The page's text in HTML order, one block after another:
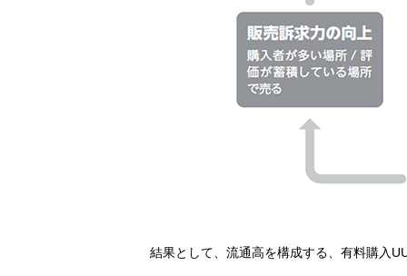
結果として、流通高を構成する、有料購入